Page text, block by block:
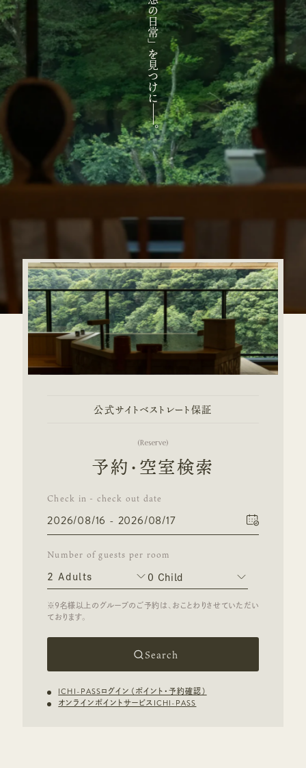
「理想の日常」を見つけに
。
公式サイトベストレート保証
(Reserve)
予約・空室検索
Check in - check out date
Number of guests per room
Search
ICHI-PASSログイン（ポイント・予約確認）
オンラインポイントサービスICHI-PASS